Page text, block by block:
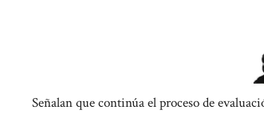
Señalan que continúa el proceso de